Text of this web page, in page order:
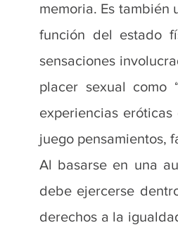
memoria. Es
función del estado
sensaciones
placer sexual como
experiencias
juego pensamientos,
Al basarse en una
debe ejercerse
derechos a la